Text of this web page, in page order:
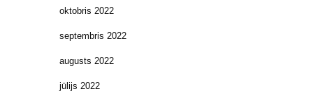
oktobris 2022
septembris 2022
augusts 2022
jūlijs 2022